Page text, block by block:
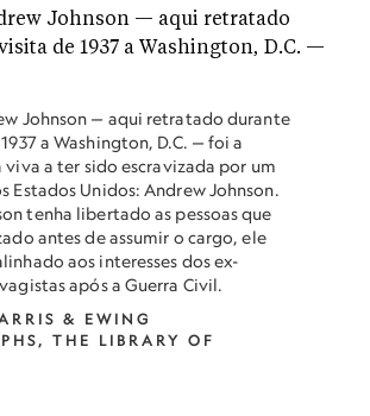
Johnson — aqui retratado durante
a Washington, D.C. — foi a
viva a ter sido escravizada por um
Estados Unidos: Andrew Johnson.
tenha libertado as pessoas que
antes de assumir o cargo, ele
aos interesses dos ex-
após a Guerra Civil.
& EWING
THE LIBRARY OF